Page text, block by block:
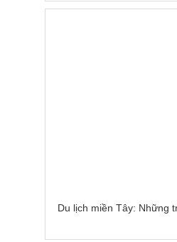
Du lịch miền Tây: Những